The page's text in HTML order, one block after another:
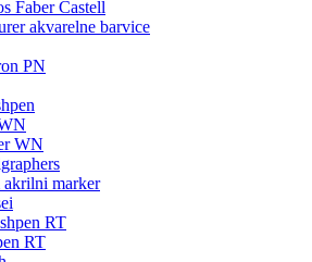
Faber Castell
akvarelne barvice
PN
WN
akrilni marker
RT
RT